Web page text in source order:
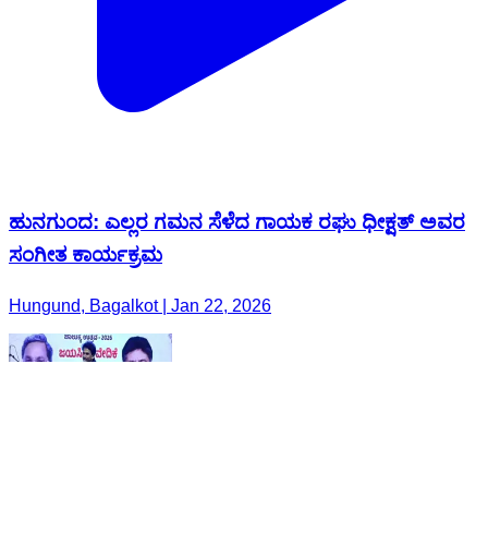
ಹುನಗುಂದ: ಎಲ್ಲರ ಗಮನ ಸೆಳೆದ ಗಾಯಕ ರಘು ಧೀಕ್ಷತ್ ಅವರ
ಸಂಗೀತ ಕಾರ್ಯಕ್ರಮ
Hungund, Bagalkot | Jan 22, 2026